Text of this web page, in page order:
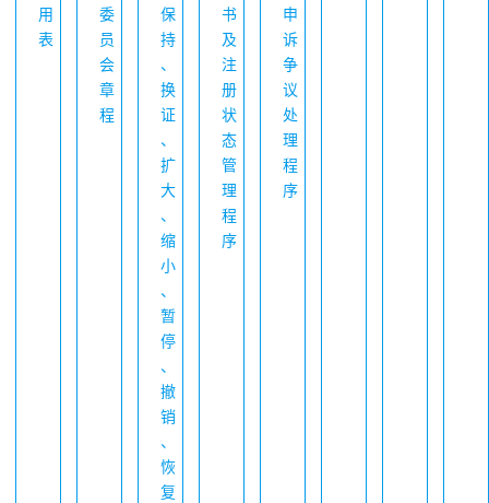
用
表
委
员
会
章
程
保
持
、
换
证
、
扩
大
、
缩
小
、
暂
停
、
撤
销
、
恢
复
书
及
注
册
状
态
管
理
程
序
申
诉
争
议
处
理
程
序